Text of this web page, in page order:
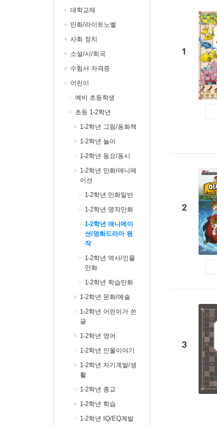
대학교재
만화/라이트노벨
사회 정치
소설/시/희곡
수험서 자격증
어린이
예비 초등학생
초등 1-2학년
1-2학년 그림/동화책
1-2학년 놀이
1-2학년 동요/동시
1-2학년 만화/애니메
이션
1-2학년 만화일반
1-2학년 명작만화
1-2학년 애니메이
션/영화드라마 원
작
1-2학년 역사/인물
만화
1-2학년 학습만화
1-2학년 문화/예술
1-2학년 어린이가 쓴
글
1-2학년 영어
1-2학년 인물이야기
1-2학년 자기계발/생
활
1-2학년 종교
1-2학년 학습
1-2학년 IQ/EQ계발
1
2
3